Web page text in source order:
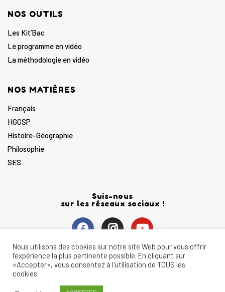
NOS OUTILS
Les Kit’Bac
Le programme en vidéo
La méthodologie en vidéo
NOS MATIÈRES
Français
HGGSP
Histoire-Géographie
Philosophie
SES
Suis-nous
sur les réseaux sociaux !
Copyright © 2022
Nous utilisons des cookies sur notre site Web pour vous offrir
l'expérience la plus pertinente possible. En cliquant sur
«Accepter», vous consentez à l'utilisation de TOUS les
cookies.